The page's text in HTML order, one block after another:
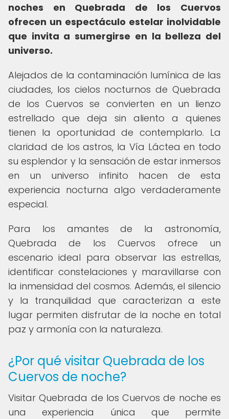
noches en Quebrada de los Cuervos
ofrecen un espectáculo estelar inolvidable
que invita a sumergirse en la belleza del
universo.
Alejados de la contaminación lumínica de las
ciudades, los cielos nocturnos de Quebrada
de los Cuervos se convierten en un lienzo
estrellado que deja sin aliento a quienes
tienen la oportunidad de contemplarlo. La
claridad de los astros, la Vía Láctea en todo
su esplendor y la sensación de estar inmersos
en un universo infinito hacen de esta
experiencia nocturna algo verdaderamente
especial.
Para los amantes de la astronomía,
Quebrada de los Cuervos ofrece un
escenario ideal para observar las estrellas,
identificar constelaciones y maravillarse con
la inmensidad del cosmos. Además, el silencio
y la tranquilidad que caracterizan a este
lugar permiten disfrutar de la noche en total
paz y armonía con la naturaleza.
¿Por qué visitar Quebrada de los
Cuervos de noche?
Visitar Quebrada de los Cuervos de noche es
una experiencia única que permite